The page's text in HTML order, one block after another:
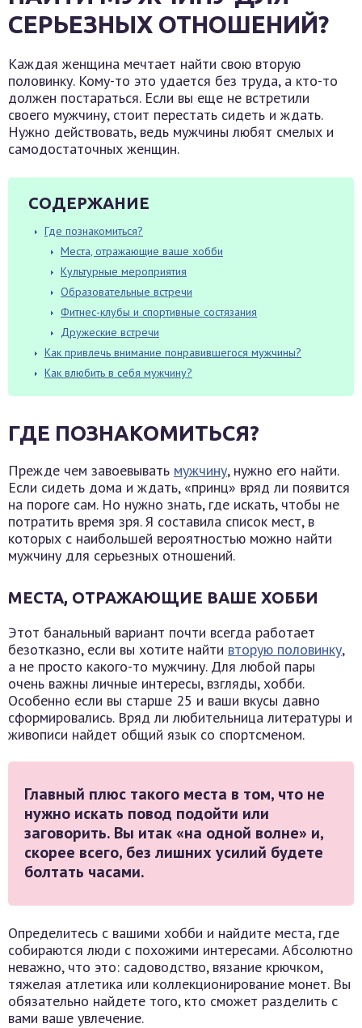
СЕРЬЕЗНЫХ ОТНОШЕНИЙ?
Каждая женщина мечтает найти свою вторую
половинку. Кому-то это удается без труда, а кто-то
должен постараться. Если вы еще не встретили
своего мужчину, стоит перестать сидеть и ждать.
Нужно действовать, ведь мужчины любят смелых и
самодостаточных женщин.
СОДЕРЖАНИЕ
Где познакомиться?
Места, отражающие ваше хобби
Культурные мероприятия
Образовательные встречи
Фитнес-клубы и спортивные состязания
Дружеские встречи
Как привлечь внимание понравившегося мужчины?
Как влюбить в себя мужчину?
ГДЕ ПОЗНАКОМИТЬСЯ?
Прежде чем завоевывать мужчину, нужно его найти.
Если сидеть дома и ждать, «принц» вряд ли появится
на пороге сам. Но нужно знать, где искать, чтобы не
потратить время зря. Я составила список мест, в
которых с наибольшей вероятностью можно найти
мужчину для серьезных отношений.
МЕСТА, ОТРАЖАЮЩИЕ ВАШЕ ХОББИ
Этот банальный вариант почти всегда работает
безотказно, если вы хотите найти вторую половинку,
а не просто какого-то мужчину. Для любой пары
очень важны личные интересы, взгляды, хобби.
Особенно если вы старше 25 и ваши вкусы давно
сформировались. Вряд ли любительница литературы и
живописи найдет общий язык со спортсменом.
Главный плюс такого места в том, что не
нужно искать повод подойти или
заговорить. Вы итак «на одной волне» и,
скорее всего, без лишних усилий будете
болтать часами.
Определитесь с вашими хобби и найдите места, где
собираются люди с похожими интересами. Абсолютно
неважно, что это: садоводство, вязание крючком,
тяжелая атлетика или коллекционирование монет. Вы
обязательно найдете того, кто сможет разделить с
вами ваше увлечение.